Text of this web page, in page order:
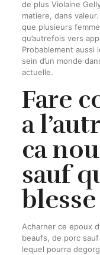
de plus Violaine
matiere, dans
que plusieurs
qu’autrefois vers
Probablement aussi
sein d’un monde
actuelle.
Fare
a
ca
sauf
blesse
Acharner ce epoux
beaufs, de porc
lequel pourra